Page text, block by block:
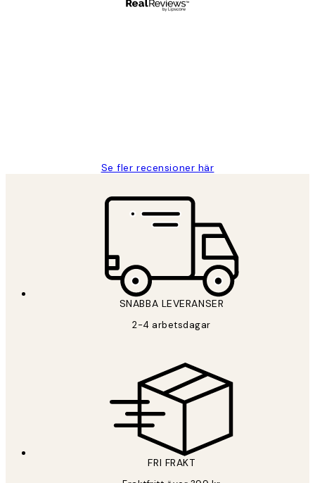
Se fler recensioner här
SNABBA LEVERANSER
2-4 arbetsdagar
FRI FRAKT